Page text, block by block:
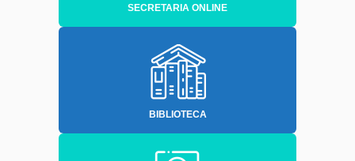
SECRETARIA ONLINE
BIBLIOTECA